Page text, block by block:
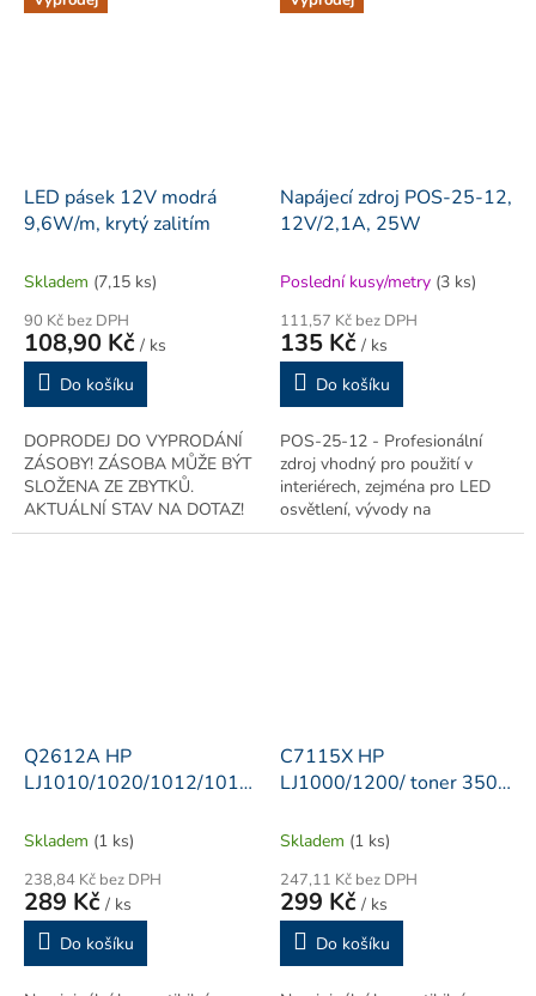
chipů 120ks/m, krytý ze
zalitím v gelu na bázi
LED pásek 12V modrá
9,6W/m, krytý zalitím
Skladem (7,15 ks)
90 Kč bez DPH
108,90 Kč / ks
Do košíku
DOPRODEJ DO VYPRODÁNÍ
ZÁSOBY! ZÁSOBA MŮŽE BÝT
SLOŽENA ZE ZBYTKŮ.
AKTUÁLNÍ STAV NA DOTAZ!
Zbytky [m]: 5 / 3 / 0,8 / 0,35
Napájecí zdroj POS-25-12,
12V/2,1A, 25W
Poslední kusy/metry (3 ks)
111,57 Kč bez DPH
135 Kč / ks
Do košíku
POS-25-12 - Profesionální
zdroj vhodný pro použití v
interiérech, zejména pro LED
osvětlení, vývody na
svorkovnici. Zdroje jsou v
Q2612A HP
LJ1010/1020/1012/1015
Skladem (1 ks)
238,84 Kč bez DPH
289 Kč / ks
Do košíku
C7115X HP
LJ1000/1200/ toner 3500
Skladem (1 ks)
247,11 Kč bez DPH
299 Kč / ks
Do košíku